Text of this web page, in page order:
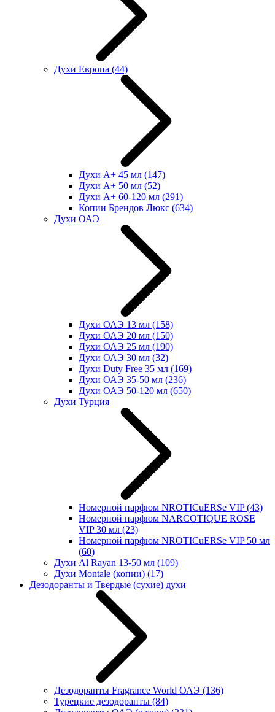
Духи Европа (44)
Духи А+ 45 мл (147)
Духи А+ 50 мл (52)
Духи А+ 60-120 мл (291)
Копии Брендов Люкс (634)
Духи ОАЭ
Духи ОАЭ 13 мл (158)
Духи ОАЭ 20 мл (150)
Духи ОАЭ 25 мл (190)
Духи ОАЭ 30 мл (32)
Духи Duty Free 35 мл (169)
Духи ОАЭ 35-50 мл (236)
Духи ОАЭ 50-120 мл (650)
Духи Турция
Номерной парфюм NROTICuERSe VIP(43)
Номерной парфюм NARCOTIQUE ROSE
VIP 30 мл (23)
Номерной парфюм NROTICuERSe VIP 50 мл
(60)
Духи Al Rayan 13-50 мл (109)
Духи Montale (копии) (17)
Дезодоранты и Твердые (сухие) духи
Дезодоранты Fragrance World ОАЭ (136)
Турецкие дезодоранты (84)